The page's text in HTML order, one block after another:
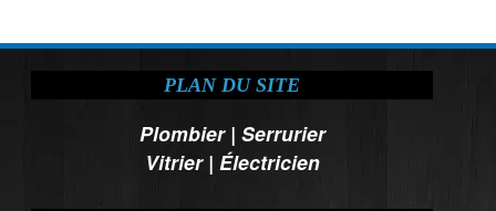
PLAN DU SITE
Plombier| Serrurier
Vitrier| Électricien